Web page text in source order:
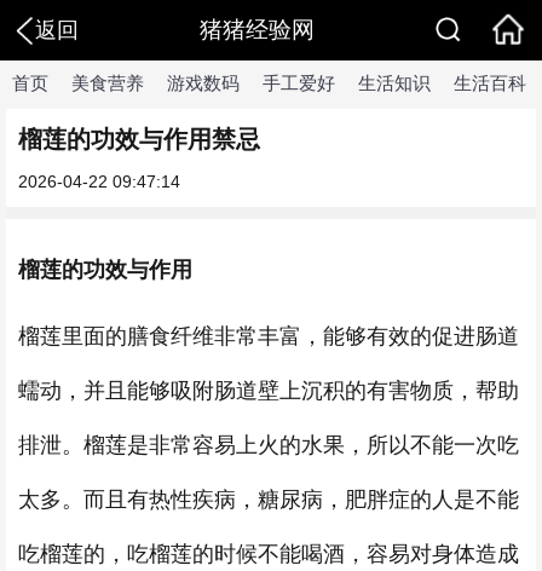
返回 猪猪经验网
首页 美食营养 游戏数码 手工爱好 生活知识 生活百科
榴莲的功效与作用禁忌
2026-04-22 09:47:14
榴莲的功效与作用
榴莲里面的膳食纤维非常丰富，能够有效的促进肠道
蠕动，并且能够吸附肠道壁上沉积的有害物质，帮助
排泄。榴莲是非常容易上火的水果，所以不能一次吃
太多。而且有热性疾病，糖尿病，肥胖症的人是不能
吃榴莲的，吃榴莲的时候不能喝酒，容易对身体造成